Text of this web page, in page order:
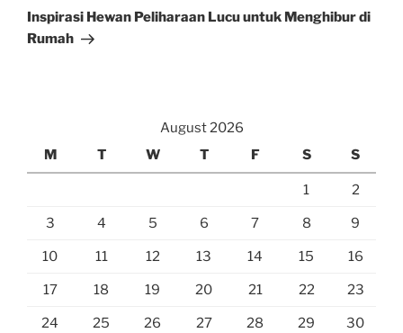
Post
Inspirasi Hewan Peliharaan Lucu untuk Menghibur di
Rumah
August 2026
M
T W T F S S
1 2
3 4 5 6 7 8 9
10 11 12 13 14 15 16
17 18 19 20 21 22 23
24 25 26 27 28 29 30